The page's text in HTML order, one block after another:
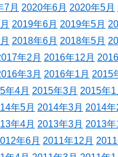
7月 2020年6月 2020年5月
2019年6月 2019年5月
2018年6月 2018年5月
年2月 2016年12月
年3月 2016年1月 2015
年4月 2015年3月 2015年1
年5月 2014年3月 2014年
年4月 2013年3月 2013年
年6月 2011年12月